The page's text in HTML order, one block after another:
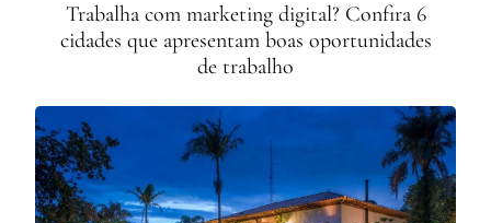
Trabalha com marketing digital? Confira 6
cidades que apresentam boas oportunidades
de trabalho